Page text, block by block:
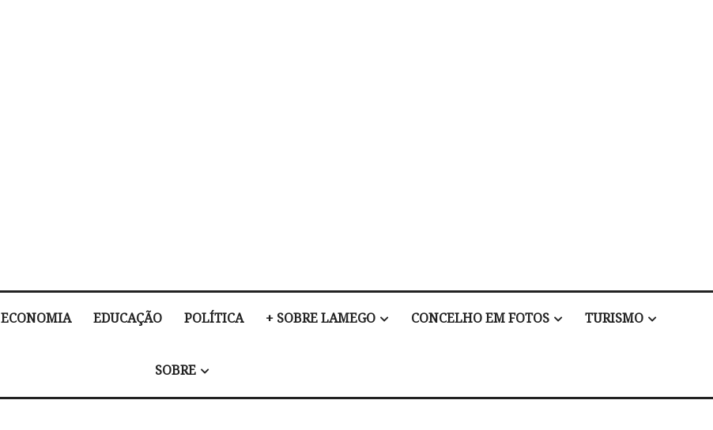
ECONOMIA EDUCAÇÃO POLÍTICA + SOBRE LAMEGO CONCELHO EM FOTOS TURISMO
SOBRE